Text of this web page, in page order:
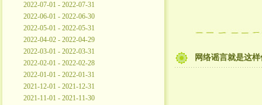
2022-07-01 - 2022-07-31
2022-06-01 - 2022-06-30
2022-05-01 - 2022-05-31
2022-04-02 - 2022-04-29
2022-03-01 - 2022-03-31
2022-02-01 - 2022-02-28
2022-01-01 - 2022-01-31
2021-12-01 - 2021-12-31
2021-11-01 - 2021-11-30
网络谣言就是这